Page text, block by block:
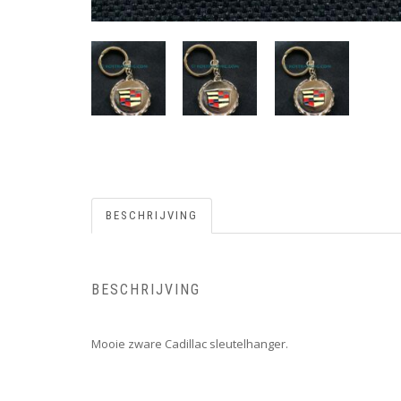
BESCHRIJVING
BESCHRIJVING
Mooie zware Cadillac sleutelhanger.